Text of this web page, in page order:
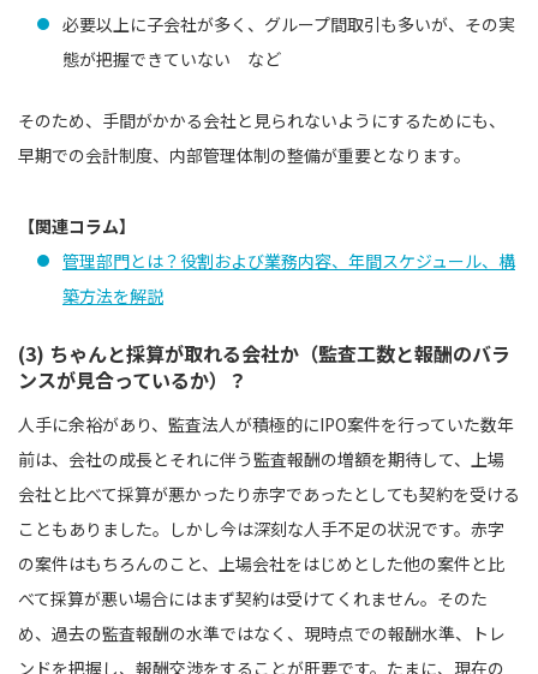
必要以上に子会社が多く、グループ間取引も多いが、その実
態が把握できていない など
そのため、手間がかかる会社と見られないようにするためにも、
早期での会計制度、内部管理体制の整備が重要となります。
【関連コラム】
管理部門とは？役割および業務内容、年間スケジュール、構
築方法を解説
(3) ちゃんと採算が取れる会社か（監査工数と報酬のバラ
ンスが見合っているか）？
人手に余裕があり、監査法人が積極的にIPO案件を行っていた数年
前は、会社の成長とそれに伴う監査報酬の増額を期待して、上場
会社と比べて採算が悪かったり赤字であったとしても契約を受ける
こともありました。しかし今は深刻な人手不足の状況です。赤字
の案件はもちろんのこと、上場会社をはじめとした他の案件と比
べて採算が悪い場合にはまず契約は受けてくれません。そのた
め、過去の監査報酬の水準ではなく、現時点での報酬水準、トレ
ンドを把握し、報酬交渉をすることが肝要です。たまに、現在の